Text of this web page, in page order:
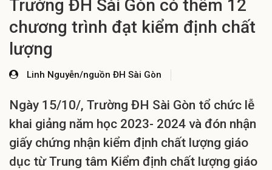
Trường ĐH Sài Gòn có thêm 12
chương trình đạt kiểm định chất
lượng
Linh Nguyễn/nguồn ĐH Sài Gòn
Ngày 15/10/, Trường ĐH Sài Gòn tổ chức lễ
khai giảng năm học 2023- 2024 và đón nhận
giấy chứng nhận kiểm định chất lượng giáo
dục từ Trung tâm Kiểm định chất lượng giáo